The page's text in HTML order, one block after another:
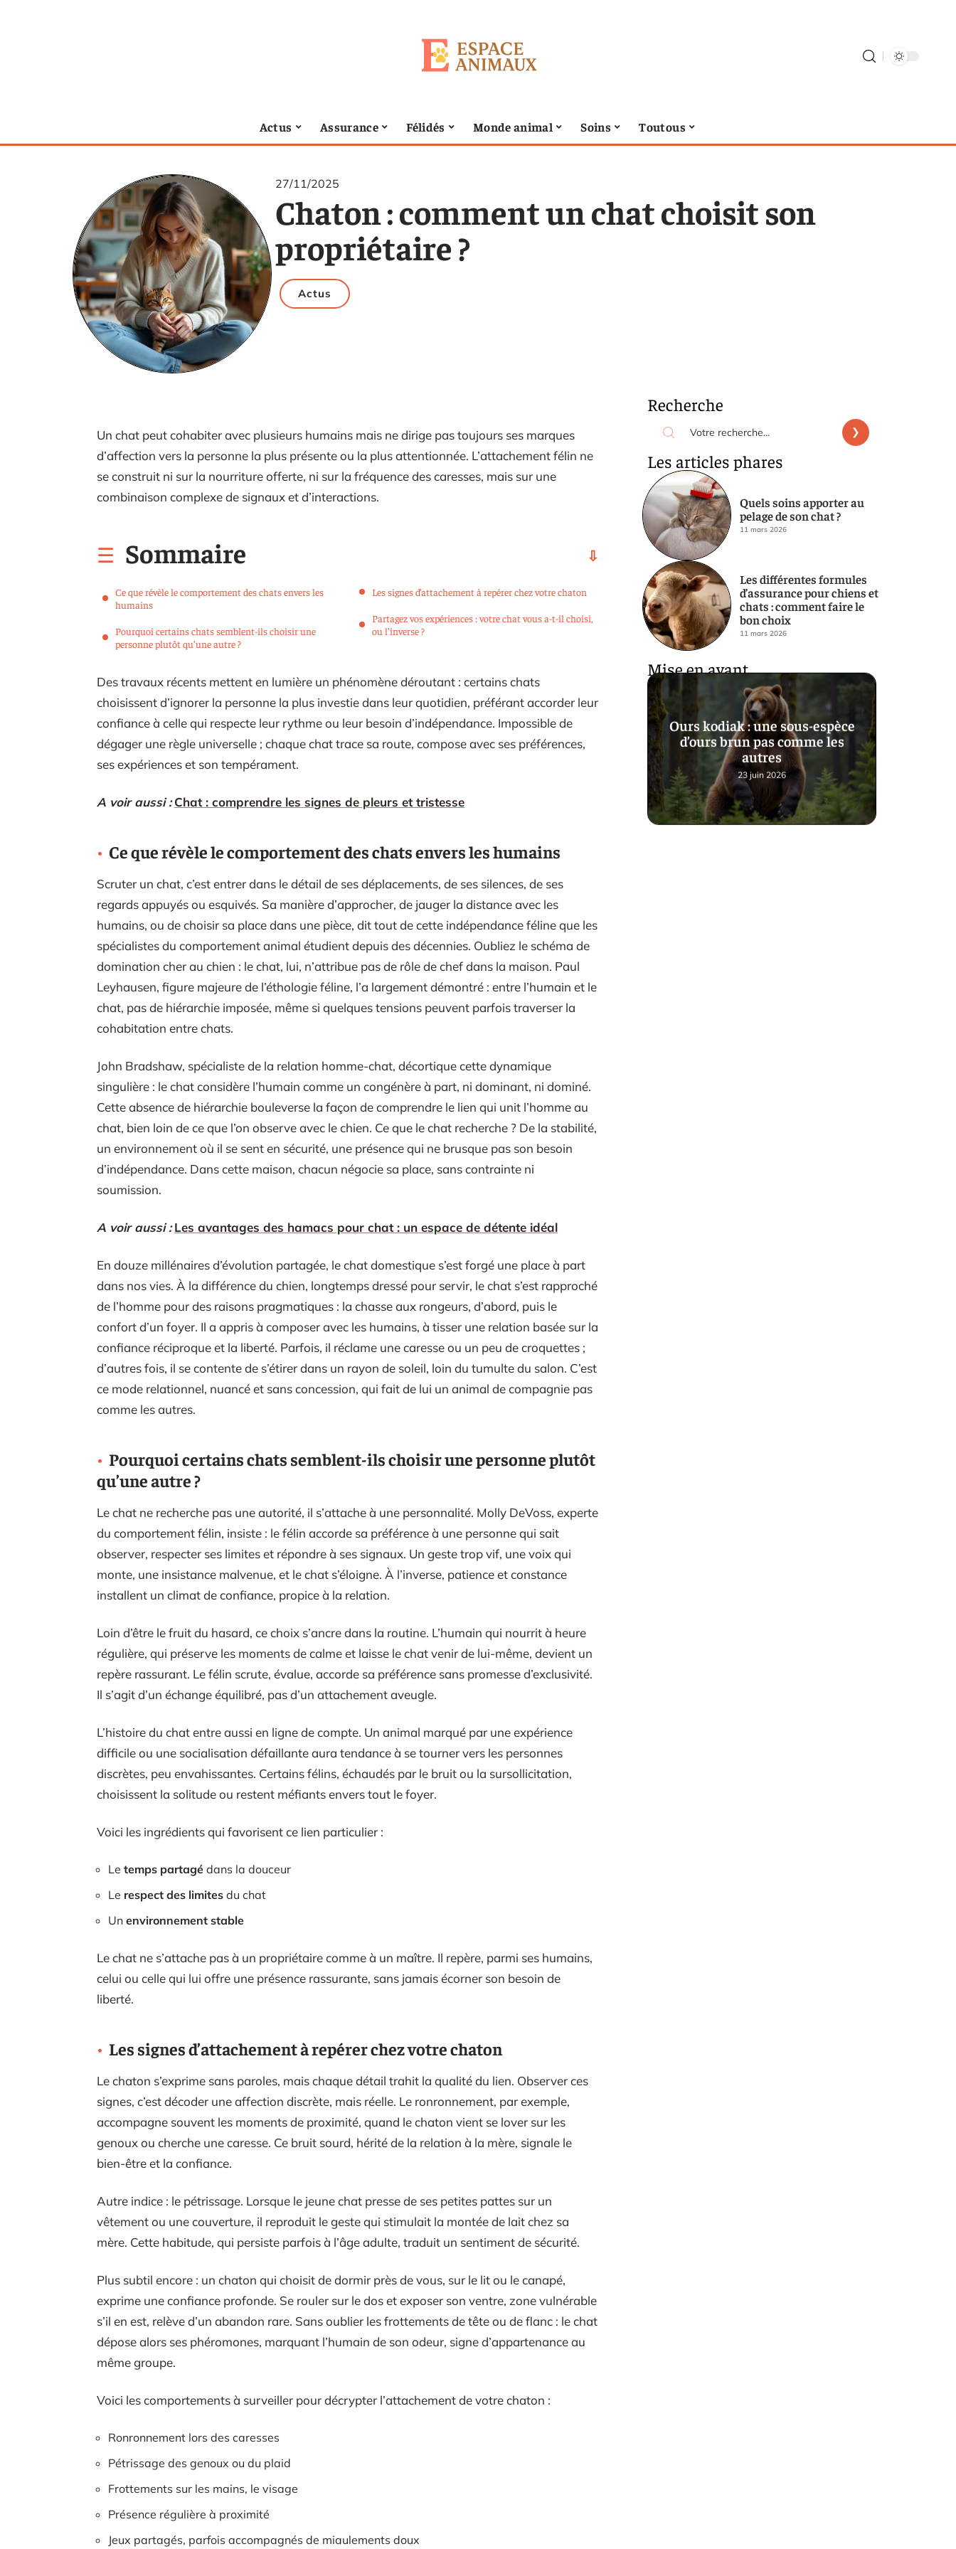
Actus Assurance Félidés Monde animal Soins Toutous
27/11/2025
Chaton : comment un chat choisit son
propriétaire ?
Actus
Un chat peut cohabiter avec plusieurs humains mais ne dirige pas toujours ses marques
d’affection vers la personne la plus présente ou la plus attentionnée. L’attachement félin ne
se construit ni sur la nourriture offerte, ni sur la fréquence des caresses, mais sur une
combinaison complexe de signaux et d’interactions.
Sommaire
Ce que révèle le comportement des chats envers les
humains
Pourquoi certains chats semblent-ils choisir une
personne plutôt qu’une autre ?
Les signes d’attachement à repérer chez votre chaton
Partagez vos expériences : votre chat vous a-t-il choisi,
ou l’inverse ?
Des travaux récents mettent en lumière un phénomène déroutant : certains chats
choisissent d’ignorer la personne la plus investie dans leur quotidien, préférant accorder leur
confiance à celle qui respecte leur rythme ou leur besoin d’indépendance. Impossible de
dégager une règle universelle ; chaque chat trace sa route, compose avec ses préférences,
ses expériences et son tempérament.
A voir aussi : Chat : comprendre les signes de pleurs et tristesse
Ce que révèle le comportement des chats envers les humains
Scruter un chat, c’est entrer dans le détail de ses déplacements, de ses silences, de ses
regards appuyés ou esquivés. Sa manière d’approcher, de jauger la distance avec les
humains, ou de choisir sa place dans une pièce, dit tout de cette indépendance féline que les
spécialistes du comportement animal étudient depuis des décennies. Oubliez le schéma de
domination cher au chien : le chat, lui, n’attribue pas de rôle de chef dans la maison. Paul
Leyhausen, figure majeure de l’éthologie féline, l’a largement démontré : entre l’humain et le
chat, pas de hiérarchie imposée, même si quelques tensions peuvent parfois traverser la
cohabitation entre chats.
John Bradshaw, spécialiste de la relation homme-chat, décortique cette dynamique
singulière : le chat considère l’humain comme un congénère à part, ni dominant, ni dominé.
Cette absence de hiérarchie bouleverse la façon de comprendre le lien qui unit l’homme au
chat, bien loin de ce que l’on observe avec le chien. Ce que le chat recherche ? De la stabilité,
un environnement où il se sent en sécurité, une présence qui ne brusque pas son besoin
d’indépendance. Dans cette maison, chacun négocie sa place, sans contrainte ni
soumission.
A voir aussi : Les avantages des hamacs pour chat : un espace de détente idéal
En douze millénaires d’évolution partagée, le chat domestique s’est forgé une place à part
dans nos vies. À la différence du chien, longtemps dressé pour servir, le chat s’est rapproché
de l’homme pour des raisons pragmatiques : la chasse aux rongeurs, d’abord, puis le
confort d’un foyer. Il a appris à composer avec les humains, à tisser une relation basée sur la
confiance réciproque et la liberté. Parfois, il réclame une caresse ou un peu de croquettes ;
d’autres fois, il se contente de s’étirer dans un rayon de soleil, loin du tumulte du salon. C’est
ce mode relationnel, nuancé et sans concession, qui fait de lui un animal de compagnie pas
comme les autres.
Pourquoi certains chats semblent-ils choisir une personne plutôt
qu’une autre ?
Le chat ne recherche pas une autorité, il s’attache à une personnalité. Molly DeVoss, experte
du comportement félin, insiste : le félin accorde sa préférence à une personne qui sait
observer, respecter ses limites et répondre à ses signaux. Un geste trop vif, une voix qui
monte, une insistance malvenue, et le chat s’éloigne. À l’inverse, patience et constance
installent un climat de confiance, propice à la relation.
Loin d’être le fruit du hasard, ce choix s’ancre dans la routine. L’humain qui nourrit à heure
régulière, qui préserve les moments de calme et laisse le chat venir de lui-même, devient un
repère rassurant. Le félin scrute, évalue, accorde sa préférence sans promesse d’exclusivité.
Il s’agit d’un échange équilibré, pas d’un attachement aveugle.
L’histoire du chat entre aussi en ligne de compte. Un animal marqué par une expérience
difficile ou une socialisation défaillante aura tendance à se tourner vers les personnes
discrètes, peu envahissantes. Certains félins, échaudés par le bruit ou la sursollicitation,
choisissent la solitude ou restent méfiants envers tout le foyer.
Voici les ingrédients qui favorisent ce lien particulier :
Le temps partagé dans la douceur
Le respect des limites du chat
Un environnement stable
Le chat ne s’attache pas à un propriétaire comme à un maître. Il repère, parmi ses humains,
celui ou celle qui lui offre une présence rassurante, sans jamais écorner son besoin de
liberté.
Les signes d’attachement à repérer chez votre chaton
Le chaton s’exprime sans paroles, mais chaque détail trahit la qualité du lien. Observer ces
signes, c’est décoder une affection discrète, mais réelle. Le ronronnement, par exemple,
accompagne souvent les moments de proximité, quand le chaton vient se lover sur les
genoux ou cherche une caresse. Ce bruit sourd, hérité de la relation à la mère, signale le
bien-être et la confiance.
Autre indice : le pétrissage. Lorsque le jeune chat presse de ses petites pattes sur un
vêtement ou une couverture, il reproduit le geste qui stimulait la montée de lait chez sa
mère. Cette habitude, qui persiste parfois à l’âge adulte, traduit un sentiment de sécurité.
Plus subtil encore : un chaton qui choisit de dormir près de vous, sur le lit ou le canapé,
exprime une confiance profonde. Se rouler sur le dos et exposer son ventre, zone vulnérable
s’il en est, relève d’un abandon rare. Sans oublier les frottements de tête ou de flanc : le chat
dépose alors ses phéromones, marquant l’humain de son odeur, signe d’appartenance au
même groupe.
Voici les comportements à surveiller pour décrypter l’attachement de votre chaton :
Ronronnement lors des caresses
Pétrissage des genoux ou du plaid
Frottements sur les mains, le visage
Présence régulière à proximité
Jeux partagés, parfois accompagnés de miaulements doux
Recherche
Les articles phares
Quels soins apporter au
pelage de son chat ?
11 mars 2026
Les différentes formules
d’assurance pour chiens et
chats : comment faire le
bon choix
11 mars 2026
Mise en avant
Ours kodiak : une sous-espèce
d’ours brun pas comme les
autres
23 juin 2026